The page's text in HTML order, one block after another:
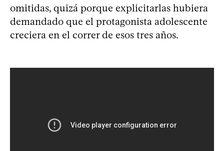
omitidas, quizá porque explicitarlas hubiera
demandado que el protagonista adolescente
creciera en el correr de esos tres años.